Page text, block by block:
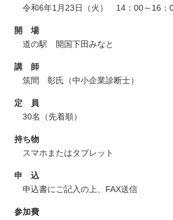
令和6年1月23日（火） 14：00～16：
開 場
道の駅 開国下田みなと
講 師
筑間 彰氏（中小企業診断士）
定 員
30名（先着順）
持ち物
スマホまたはタブレット
申 込
申込書にご記入の上、FAX送信
参加費